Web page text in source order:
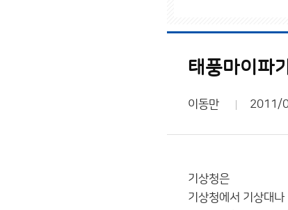
태풍마이파
이동만 2011/
기상청은
기상청에서 기상대나